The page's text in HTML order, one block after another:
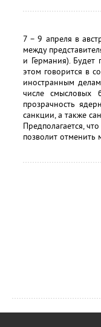
7 – 9 апреля в
между
и Германия).
этом говорится в
иностранным
числе смысловых
прозрачность
санкции, а также
Предполагается,
позволит